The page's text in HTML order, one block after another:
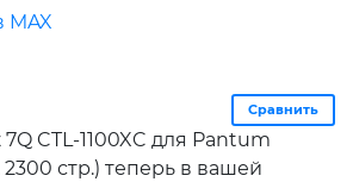
MAX
Сравнить
CTL-1100XC для Pantum
2300 стр.) теперь в вашей